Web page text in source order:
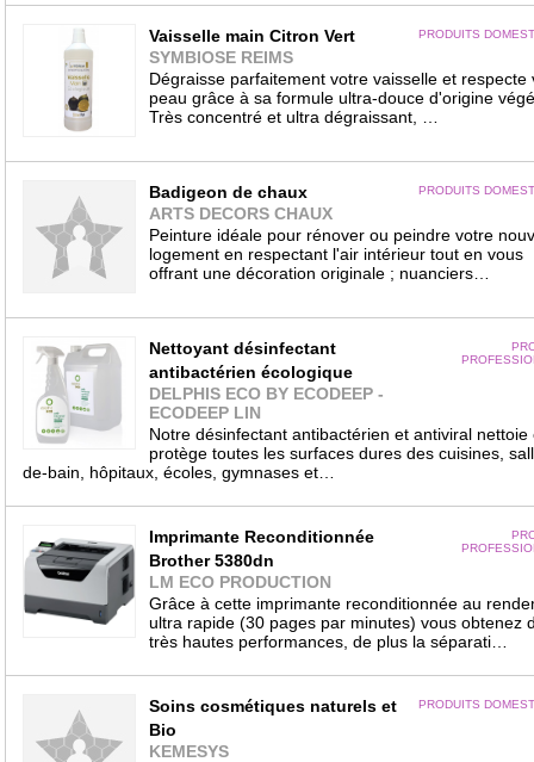
PRODUITS
Vaisselle main Citron Vert
SYMBIOSE REIMS
Dégraisse parfaitement votre vaisselle et respecte
peau grâce à sa formule ultra-douce d'origine
Très concentré et ultra dégraissant, …
PRODUITS
Badigeon de chaux
ARTS DECORS CHAUX
Peinture idéale pour rénover ou peindre votre
logement en respectant l'air intérieur tout en vous
offrant une décoration originale ; nuanciers…
Nettoyant désinfectant
antibactérien écologique
DELPHIS ECO BY ECODEEP -
ECODEEP LIN
Notre désinfectant antibactérien et antiviral nettoie
protège toutes les surfaces dures des cuisines,
de-bain, hôpitaux, écoles, gymnases et…
Imprimante Reconditionnée
Brother 5380dn
LM ECO PRODUCTION
Grâce à cette imprimante reconditionnée au
ultra rapide (30 pages par minutes) vous obtenez
très hautes performances, de plus la séparati…
PRODUITS
Soins cosmétiques naturels et
Bio
KEMESYS